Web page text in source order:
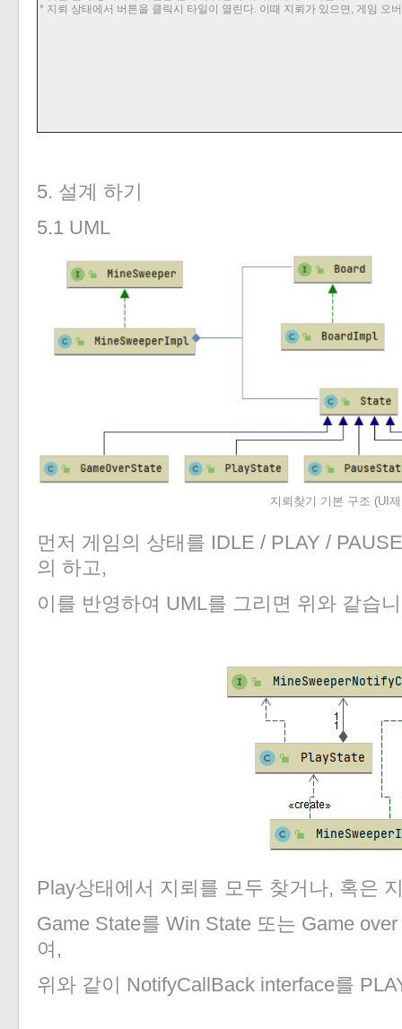
* 지뢰 상태에서 버튼을 클릭시 타일이 열린다. 이때 지뢰가 있으면, 게임 오
5. 설계 하기
5.1 UML
지뢰찾기 기본 구조 (UI
먼저 게임의 상태를 IDLE / PLAY /
의 하고,
이를 반영하여 UML를 그리면 위와 같습
Play상태에서 지뢰를 모두 찾거나, 혹은
Game State를 Win State 또는 Game
여,
위와 같이 NotifyCallBack interface를